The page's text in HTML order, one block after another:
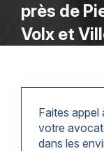
près de
Volx et
Faites appel
votre
dans les